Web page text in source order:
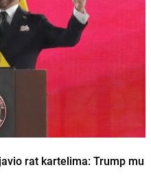
rat kartelima: Trump mu